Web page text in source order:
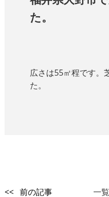
た。
広さは55㎡程です。
た。
<< 前の記事 一